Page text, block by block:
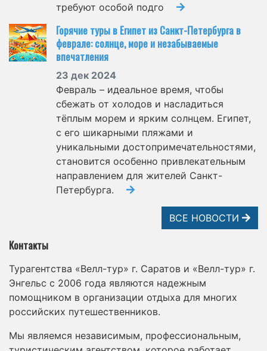
требуют особой подго
Горячие туры в Египет из Санкт-Петербурга в
феврале: солнце, море и незабываемые
впечатления
23 дек 2024
Февраль – идеальное время, чтобы
сбежать от холодов и насладиться
тёплым морем и ярким солнцем. Египет,
с его шикарными пляжами и
уникальными достопримечательностями,
становится особенно привлекательным
направлением для жителей Санкт-
Петербурга.
ВСЕ НОВОСТИ
Контакты
Турагентства «Велл-тур» г. Саратов и «Велл-тур» г.
Энгельс с 2006 года являются надежным
помощником в организации отдыха для многих
российских путешественников.
Мы являемся независимым, профессиональным,